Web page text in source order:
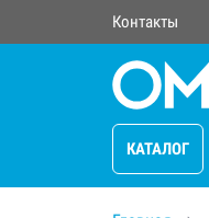
Контакты
КАТАЛОГ